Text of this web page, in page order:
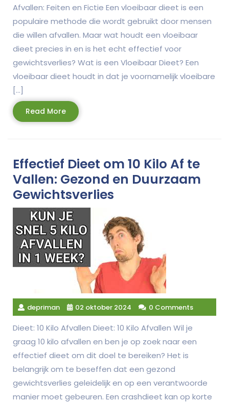
Afvallen: Feiten en Fictie Een vloeibaar dieet is een
populaire methode die wordt gebruikt door mensen
die willen afvallen. Maar wat houdt een vloeibaar
dieet precies in en is het echt effectief voor
gewichtsverlies? Wat is een Vloeibaar Dieet? Een
vloeibaar dieet houdt in dat je voornamelijk vloeibare
[…]
Read MoreRead
More
Effectief Dieet om 10 Kilo Af te
Vallen: Gezond en Duurzaam
Gewichtsverlies
depriman 02 oktober 2024 0 Comments
Dieet: 10 Kilo Afvallen Dieet: 10 Kilo Afvallen Wil je
graag 10 kilo afvallen en ben je op zoek naar een
effectief dieet om dit doel te bereiken? Het is
belangrijk om te beseffen dat een gezond
gewichtsverlies geleidelijk en op een verantwoorde
manier moet gebeuren. Een crashdieet kan op korte